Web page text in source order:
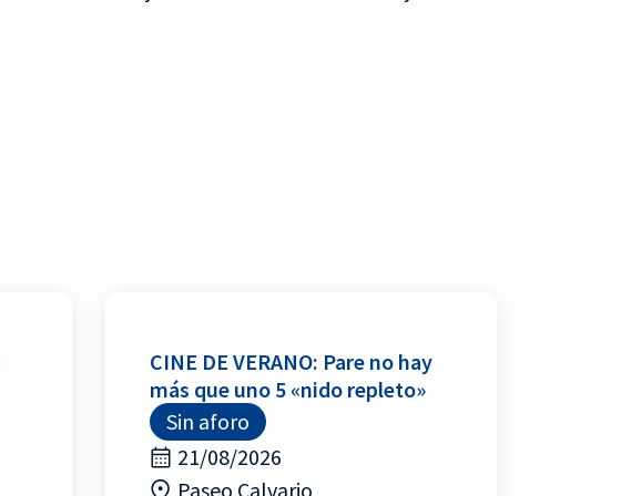
CINE DE VERANO: Pare no hay
más que uno 5 «nido repleto»
Sin aforo
21/08/2026
Paseo Calvario